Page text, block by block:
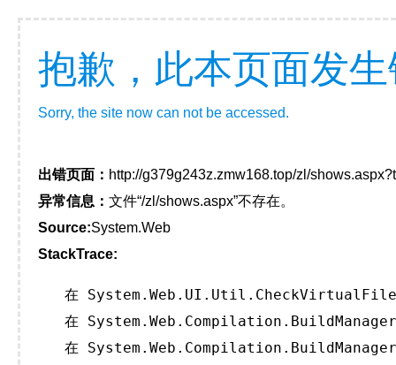
抱歉，此本页面发
Sorry, the site now can not be accessed.
出错页面： http://g379g243z.zmw168.top/zl/
异常信息： 文件“/zl/shows.aspx”不存在。
Source:System.Web
StackTrace:
在
在
在